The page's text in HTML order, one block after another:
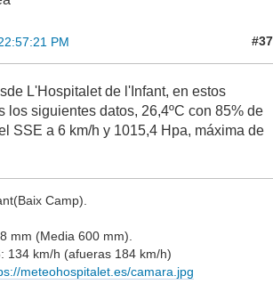
PM #37
L'Hospitalet de l'Infant, en estos
los siguientes datos, 26,4ºC con 85% de
SSE a 6 km/h y 1015,4 Hpa, máxima de
Camp).
mm (Media 600 mm).
134 km/h (afueras 184 km/h)
meteohospitalet.es/camara.jpg